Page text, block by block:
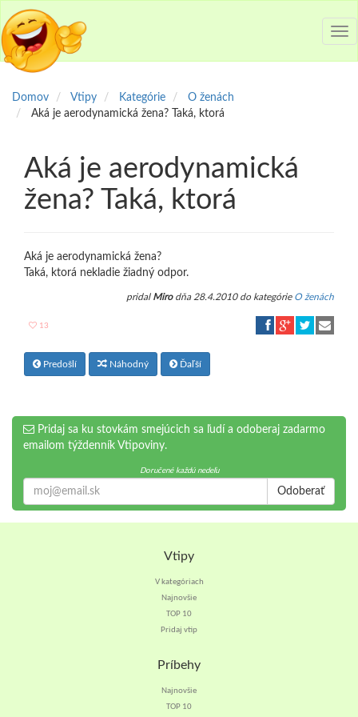
Domov Vtipy Kategórie
O ženách
Aká je aerodynamická žena? Taká, ktorá
Aká je aerodynamická
žena? Taká, ktorá
Aká je aerodynamická žena?
Taká, ktorá nekladie žiadný odpor.
pridal Mirodňa 28.4.2010 do kategórie O ženách
13
Predošlí Náhodný Ďaľší
Pridaj sa ku stovkám smejúcich sa ľudí a odoberaj zadarmo
emailom týždenník Vtipoviny.
Doručené každú nedeľu
Odoberať
Vtipy
V kategóriach
Najnovšie
TOP 10
Pridaj vtip
Príbehy
Najnovšie
TOP 10